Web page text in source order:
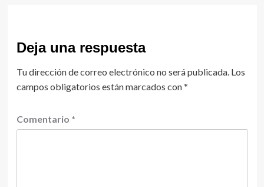
Deja una respuesta
Tu dirección de correo electrónico no será publicada. Los
campos obligatorios están marcados con*
Comentario *